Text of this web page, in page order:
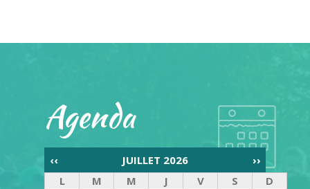
Agenda
Pagination
‹‹ JUILLET 2026
››
L
M M J V S D